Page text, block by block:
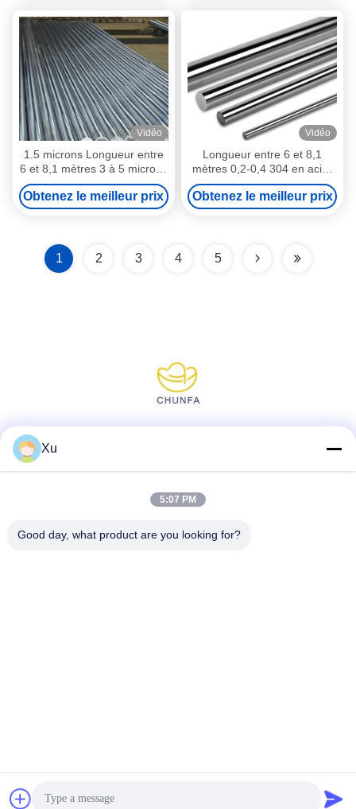
Vidéo
1.5 microns Longueur entre
6 et 8,1 mètres 3 à 5 microns
Barre à piston creuse
Industrie automobile
Obtenez le meilleur prix
Vidéo
Longueur entre 6 et 8,1
mètres 0,2-0,4 304 en acier
inoxydable
Obtenez le meilleur prix
1 2 3 4 5
2024-2026 Wuxi Chunfa Hydraulic Machinery Co., Ltd. Tous les
Xu
5:07 PM
Good day, what product are you looking for?